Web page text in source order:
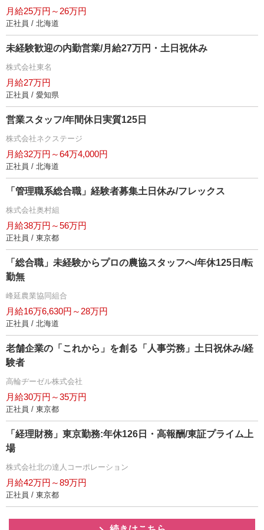
月給25万円～26万円
正社員 / 北海道
未経験歓迎の内勤営業/月給27万円・土日祝休み
株式会社東名
月給27万円
正社員 / 愛知県
営業スタッフ/年間休日実質125日
株式会社ネクステージ
月給32万円～64万4,000円
正社員 / 北海道
「管理職系総合職」経験者募集土日休み/フレックス
株式会社奥村組
月給38万円～56万円
正社員 / 東京都
「総合職」未経験からプロの農協スタッフへ/年休125日/転
勤無
峰延農業協同組合
月給16万6,630円～28万円
正社員 / 北海道
老舗企業の「これから」を創る「人事労務」土日祝休み/経
験者
高輪ヂーゼル株式会社
月給30万円～35万円
正社員 / 東京都
「経理財務」東京勤務:年休126日・高報酬/東証プライム上
場
株式会社北の達人コーポレーション
月給42万円～89万円
正社員 / 東京都